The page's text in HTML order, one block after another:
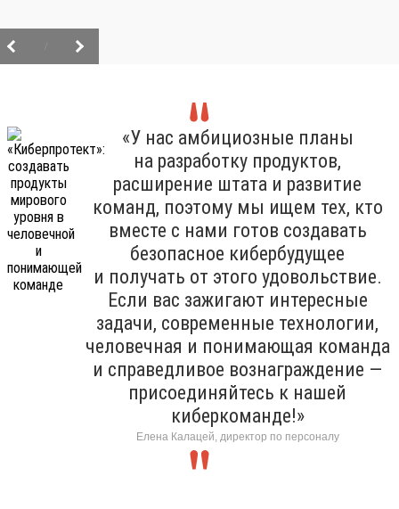
«У нас амбициозные планы
на разработку продуктов,
расширение штата и развитие
команд, поэтому мы ищем тех, кто
вместе с нами готов создавать
безопасное кибербудущее
и получать от этого удовольствие.
Если вас зажигают интересные
задачи, современные технологии,
человечная и понимающая команда
и справедливое вознаграждение —
присоединяйтесь к нашей
киберкоманде!»
Елена Калацей, директор по персоналу